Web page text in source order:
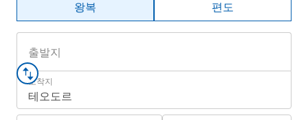
왕복 편도
출발지
도착지
테오도르